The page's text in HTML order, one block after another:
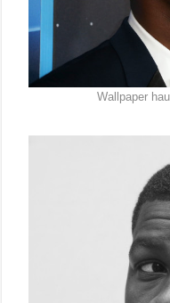
Wallpaper